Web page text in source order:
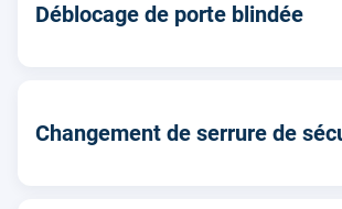
Déblocage de porte blindée
Changement de serrure de